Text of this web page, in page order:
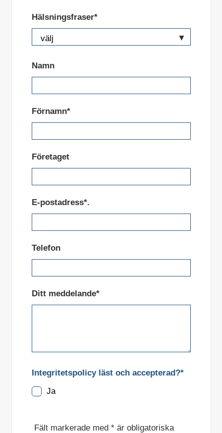
Hälsningsfraser*
Namn
Förnamn*
Företaget
E-postadress*.
Telefon
Ditt meddelande*
Integritetspolicy läst och accepterad?*
Ja
Fält markerade med * är obligatoriska